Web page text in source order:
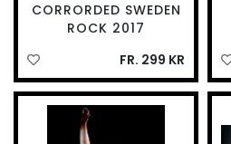
CORRORDED SWEDEN
ROCK 2017
FR. 299 KR